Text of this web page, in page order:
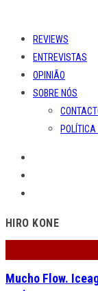
REVIEWS
ENTREVISTAS
OPINIÃO
SOBRE NÓS
HIRO KONE
Mucho Flow.